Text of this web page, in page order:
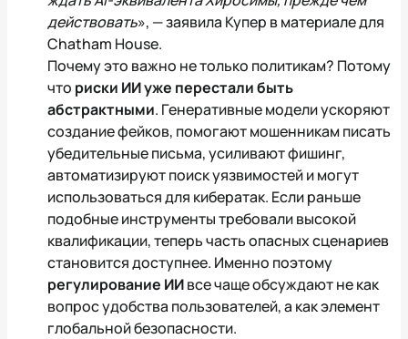
действовать», — заявила Купер в материале для
Chatham House.
Почему это важно не только политикам? Потому
что риски ИИ уже перестали быть
абстрактными. Генеративные модели ускоряют
создание фейков, помогают мошенникам писать
убедительные письма, усиливают фишинг,
автоматизируют поиск уязвимостей и могут
использоваться для кибератак. Если раньше
подобные инструменты требовали высокой
квалификации, теперь часть опасных сценариев
становится доступнее. Именно поэтому
регулирование ИИвсе чаще обсуждают не как
вопрос удобства пользователей, а как элемент
глобальной безопасности.